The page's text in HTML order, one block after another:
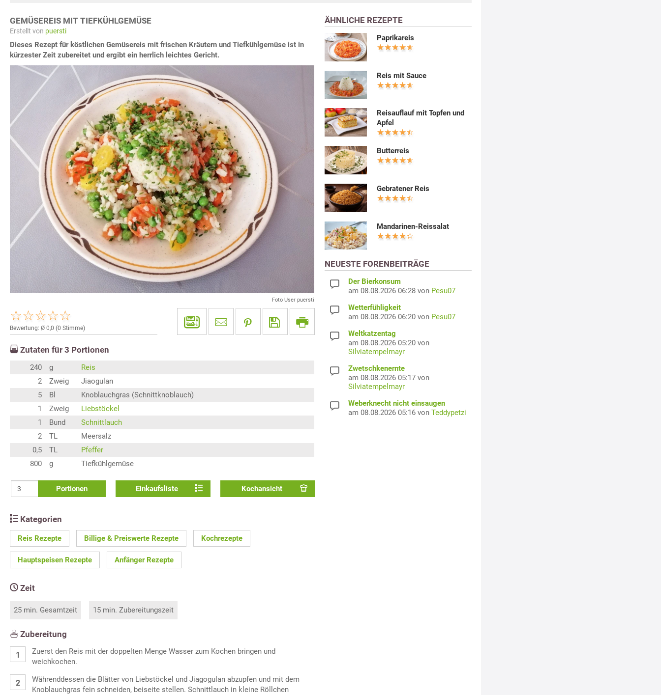
GEMÜSEREIS MIT TIEFKÜHLGEMÜSE
Erstellt von puersti
Dieses Rezept für köstlichen Gemüsereis mit frischen Kräutern und Tiefkühlgemüse ist in
kürzester Zeit zubereitet und ergibt ein herrlich leichtes Gericht.
Foto User puersti
Bewertung: Ø 0,0 (0 Stimme)
Zutaten für 3 Portionen
240 g
Reis
2
Zweig
Jiaogulan
5
Bl
Knoblauchgras (Schnittknoblauch)
1
Zweig
Liebstöckel
1
Bund
Schnittlauch
2
TL
Meersalz
0,5
TL
Pfeffer
800
g Tiefkühlgemüse
Portionen Einkaufsliste Kochansicht
Kategorien
Reis Rezepte Billige & Preiswerte Rezepte Kochrezepte
Hauptspeisen Rezepte Anfänger Rezepte
Zeit
25 min. Gesamtzeit 15 min. Zubereitungszeit
Zubereitung
Zuerst den Reis mit der doppelten Menge Wasser zum Kochen bringen und
weichkochen.
Währenddessen die Blätter von Liebstöckel und Jiagogulan abzupfen und mit dem
Knoblauchgras fein schneiden, beiseite stellen. Schnittlauch in kleine Röllchen
ÄHNLICHE REZEPTE
Paprikareis
Reis mit Sauce
Reisauflauf mit Topfen und
Apfel
Butterreis
Gebratener Reis
Mandarinen-Reissalat
NEUESTE FORENBEITRÄGE
Der Bierkonsum
am 08.08.2026 06:28 von Pesu07
Wetterfühligkeit
am 08.08.2026 06:20 von Pesu07
Weltkatzentag
am 08.08.2026 05:20 von
Silviatempelmayr
Zwetschkenernte
am 08.08.2026 05:17 von
Silviatempelmayr
Weberknecht nicht einsaugen
am 08.08.2026 05:16 von Teddypetzi